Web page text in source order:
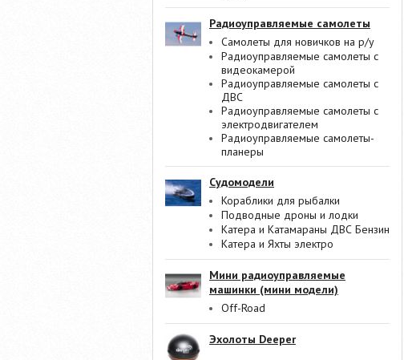
Радиоуправляемые самолеты
Самолеты для новичков на р/у
Радиоуправляемые самолеты с
видеокамерой
Радиоуправляемые самолеты с
ДВС
Радиоуправляемые самолеты с
электродвигателем
Радиоуправляемые самолеты-
планеры
Судомодели
Кораблики для рыбалки
Подводные дроны и лодки
Катера и Катамараны ДВС Бензин
Катера и Яхты электро
Мини радиоуправляемые
машинки (мини модели)
Off-Road
Эхолоты Deeper